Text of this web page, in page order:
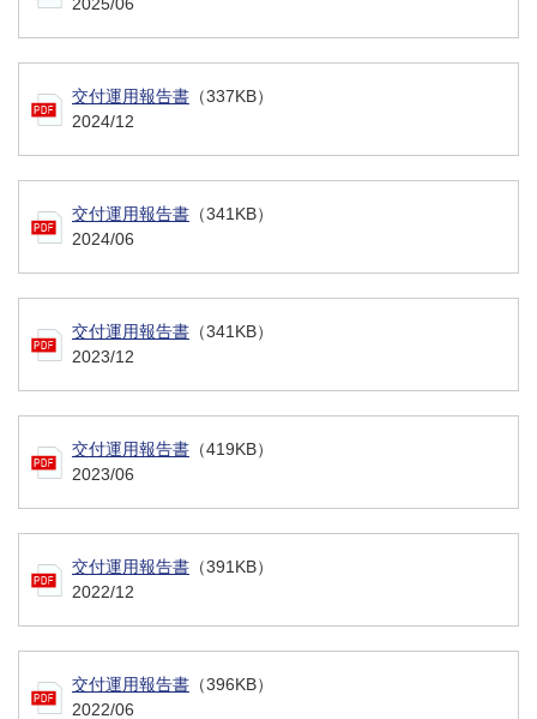
交付運用報告書 （337KB）
2024/12
交付運用報告書 （341KB）
2024/06
交付運用報告書 （341KB）
2023/12
交付運用報告書 （419KB）
2023/06
交付運用報告書 （391KB）
2022/12
交付運用報告書 （396KB）
2022/06